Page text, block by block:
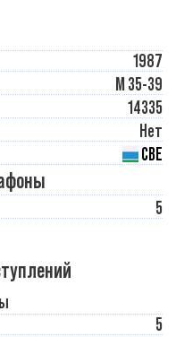
1987
М 35-39
14335
Нет
СВЕ
5
5